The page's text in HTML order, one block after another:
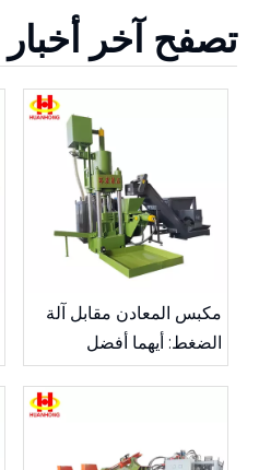
تصفح آخر أخبار
مكبس المعادن مقابل آلة
الضغط: أيهما أفضل
لعمليتك؟